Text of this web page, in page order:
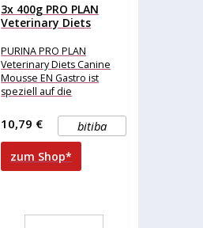
3x 400g PRO PLAN
Veterinary Diets
PURINA PRO PLAN
Veterinary Diets Canine
Mousse EN Gastro ist
speziell auf die
mit
Verdauungsproblemen
zugeschnitten. Das
bitiba
10,79 €
zum Shop*